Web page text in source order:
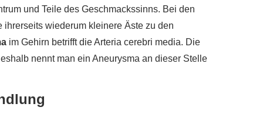
und Teile des Geschmackssinns. Bei den
wiederum kleinere Äste zu den
im Gehirn betrifft die Arteria cerebri media. Die
nennt man ein Aneurysma an dieser Stelle